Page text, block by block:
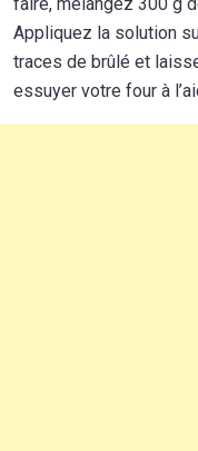
Appliquez la solution
traces de brûlé et
essuyer votre four à